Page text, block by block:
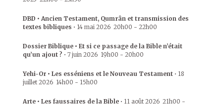
DBD • Ancien Testament, Qumrân et transmission des
textes bibliques • 14 mai 2026 20h00 - 22h00
Dossier Biblique • Et si ce passage de la Bible n’était
qu’un ajout ? • 7 juin 2026 19h00 - 20h00
Yehi-Or • Les esséniens et le Nouveau Testament • 18
juillet 2026 14h00 - 15h00
Arte • Les faussaires de la Bible • 11 août 2026 21h00 -